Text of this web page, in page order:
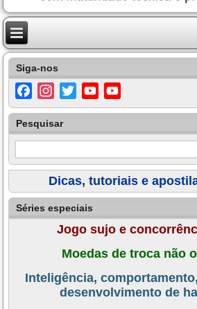
Siga-nos
FacebookInstagramTwitterYouTube
Channel
Pesquisar
Dicas, tutoriais e
Séries especiais
Jogo sujo e
Moedas de troca não
Inteligência,
desenvolvimento de